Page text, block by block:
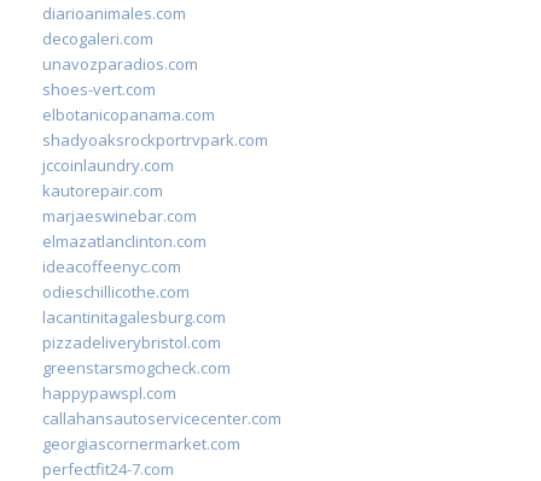
diarioanimales.com
decogaleri.com
unavozparadios.com
shoes-vert.com
elbotanicopanama.com
shadyoaksrockportrvpark.com
jccoinlaundry.com
kautorepair.com
marjaeswinebar.com
elmazatlanclinton.com
ideacoffeenyc.com
odieschillicothe.com
lacantinitagalesburg.com
pizzadeliverybristol.com
greenstarsmogcheck.com
happypawspl.com
callahansautoservicecenter.com
georgiascornermarket.com
perfectfit24-7.com